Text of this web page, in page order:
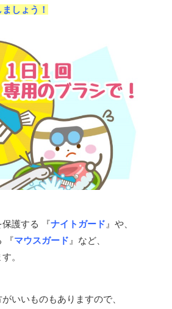
しょう！
護する 『ナイトガード 』や、
『マウスガード 』など、
。
いいものもありますので、